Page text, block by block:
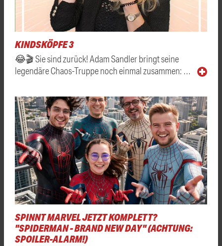
KINDSKÖPFE 3
😂🎬 Sie sind zurück! Adam Sandler bringt seine
legendäre Chaos-Truppe noch einmal zusammen: …
SPINNT MARVEL JETZT KOMPLETT?
"SPIDERMAN - BRAND NEW DAY" (ACHTUNG:
SPOILER-ALARM!)